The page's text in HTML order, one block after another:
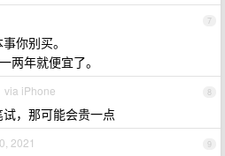
7
你别买。
两年就便宜了。
8
via iPhone
，那可能会贵一点
9
2021